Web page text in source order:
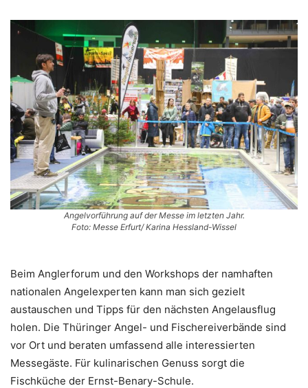
Angelvorführung auf der Messe im letzten Jahr.
Foto: Messe Erfurt/ Karina Hessland-Wissel
Beim Anglerforum und den Workshops der namhaften
nationalen Angelexperten kann man sich gezielt
austauschen und Tipps für den nächsten Angelausflug
holen. Die Thüringer Angel- und Fischereiverbände sind
vor Ort und beraten umfassend alle interessierten
Messegäste. Für kulinarischen Genuss sorgt die
Fischküche der Ernst-Benary-Schule.